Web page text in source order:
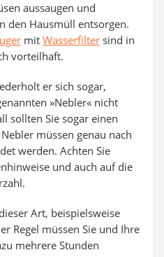
aussaugen und
den Hausmüll entsorgen.
mit Wasserfilter sind in
vorteilhaft.
er sich sogar,
»Nebler« nicht
sollten Sie sogar einen
müssen genau nach
werden. Achten Sie
und auch auf die
Art, beispielsweise
Regel müssen Sie und Ihre
mehrere Stunden